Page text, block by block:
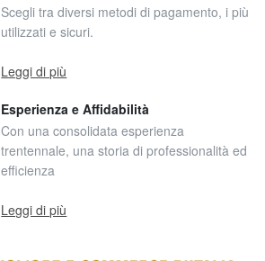
Scegli tra diversi metodi di pagamento, i più
utilizzati e sicuri.
Leggi di più
Esperienza e Affidabilità
Con una consolidata esperienza
trentennale, una storia di professionalità ed
efficienza
Leggi di più